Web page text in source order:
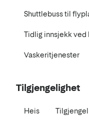
Shuttlebuss til
Tidlig innsjekk
Vaskeritjenester
Tilgjengelighet
Heis